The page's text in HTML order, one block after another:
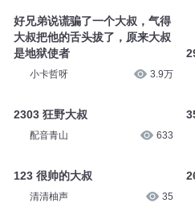
好兄弟说谎骗了一个大叔，气得
大叔把他的舌头拔了，原来大叔
是地狱使者
小卡哲呀 3.9万
2303 狂野大叔
配音青山 633
123 很帅的大叔
清清柚声 35